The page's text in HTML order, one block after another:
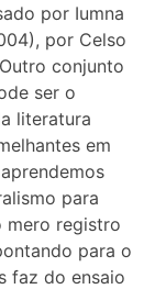
por Iumna
por Celso
conjunto
ser o
literatura
em
para
mero registro
para o
faz do ensaio